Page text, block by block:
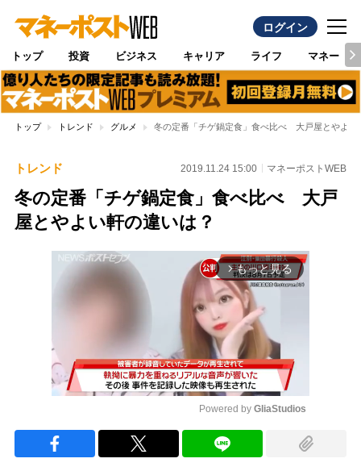
ログイン
トップ 投資 ビジネス キャリア ライフ マネー
トップ トレンド グルメ 冬の定番「チゲ鍋定食」食べ比べ 大戸屋とやよい
トレンド 2019.11.24 15:00 マネーポストWEB
冬の定番「チゲ鍋定食」食べ比べ 大戸
屋とやよい軒の違いは？
arrow_forward_ios もっと見る
Powered by GliaStudios